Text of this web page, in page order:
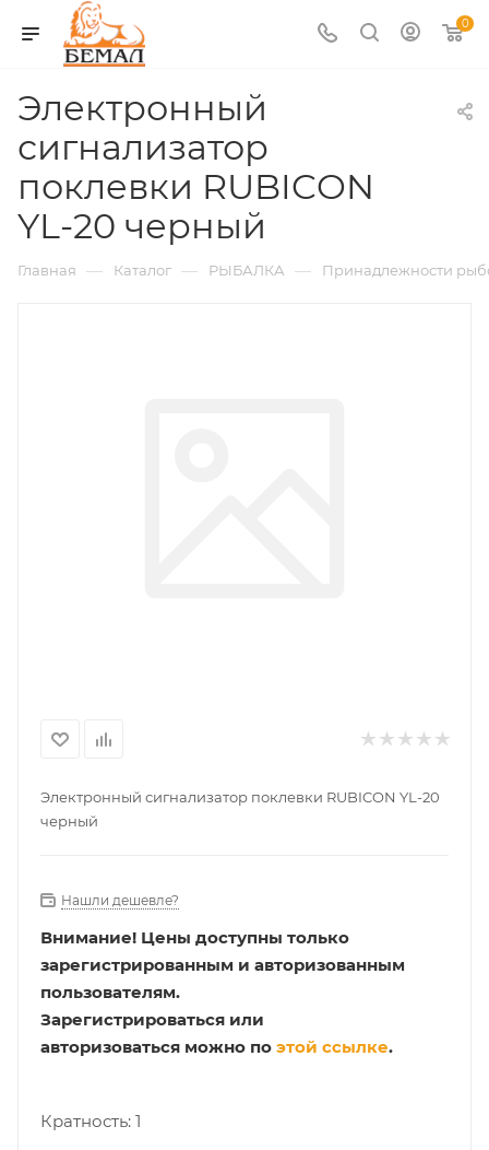
0
Электронный
сигнализатор
поклевки RUBICON
YL-20 черный
Главная — Каталог — РЫБАЛКА — Принадлежности
Электронный сигнализатор поклевки RUBICON YL-20
черный
Нашли дешевле?
Внимание! Цены доступны только
зарегистрированным и авторизованным
пользователям.
Зарегистрироваться или
авторизоваться можно по этой ссылке.
Кратность: 1